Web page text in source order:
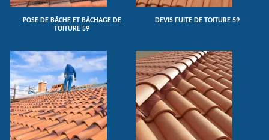
POSE DE BÂCHE ET BÂCHAGE DE
TOITURE 59
DEVIS FUITE DE TOITURE 59